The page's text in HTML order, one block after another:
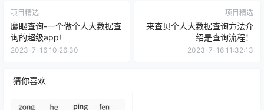
项目精选
鹰眼查询-一个做个人大数据查
询的超级app!
2023-7-16 10:26:30
项目精选
来查贝个人大数据查询方法介
绍是查询流程！
2023-7-16 11:32:13
猜你喜欢